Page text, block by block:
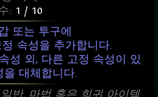
: 1 / 10
또는 투구에
속성을 추가합니다.
성 외, 다른 고정 속성이 있
대체합니다.
반, 마법 혹은 희귀 아이템